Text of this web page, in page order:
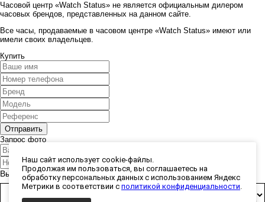
Часовой центр «Watch Status» не является официальным дилером
часовых брендов, представленных на данном сайте.
Все часы, продаваемые в часовом центре «Watch Status» имеют или
имели своих владельцев.
Купить
Запрос фото
Выберите способ получения фото:
Наш сайт использует cookie-файлы.
Продолжая им пользоваться, вы соглашаетесь на
обработку персональных данных с использованием Яндекс
Метрики в соответствии с политикой конфиденциальности.